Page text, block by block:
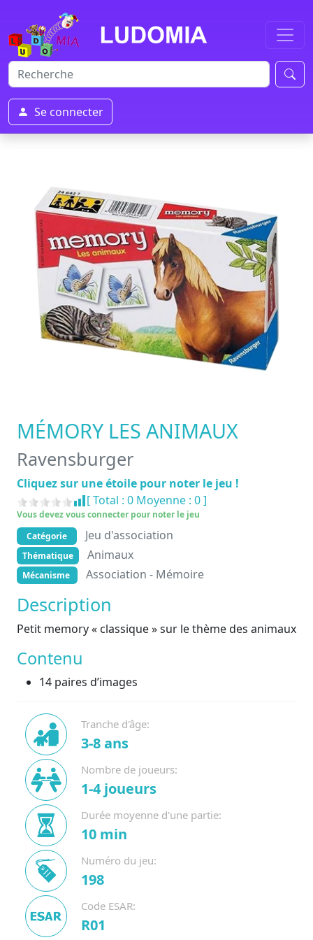
Se connecter
MÉMORY LES ANIMAUX
Ravensburger
Cliquez sur une étoile pour noter le jeu !
[ Total : 0 Moyenne : 0]
Vous devez vous connecter pour noter le jeu
Catégorie
Jeu d'association
Thématique Animaux
Mécanisme Association - Mémoire
Description
Petit memory « classique » sur le thème des animaux
Contenu
14 paires d’images
Tranche d'âge:
3-8 ans
Nombre de joueurs:
1-4 joueurs
Durée moyenne d'une partie:
10 min
Numéro du jeu:
198
Code ESAR:
R01